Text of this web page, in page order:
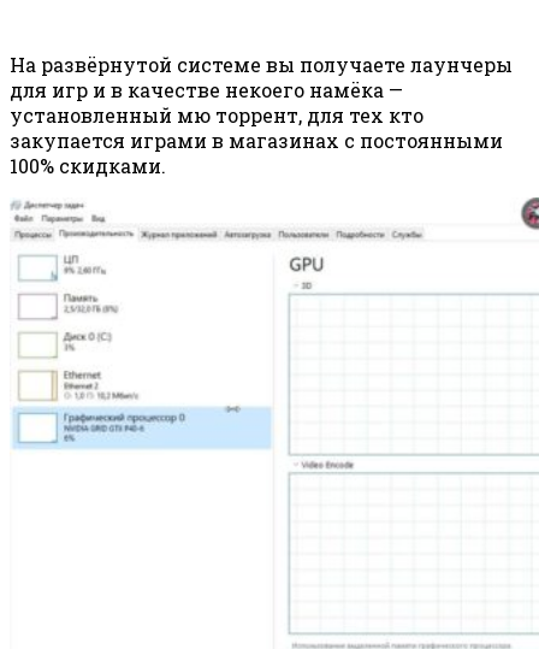
На развёрнутой системе вы получаете лаунчеры
для игр и в качестве некоего намёка —
установленный мю торрент, для тех кто
закупается играми в магазинах с постоянными
100% скидками.